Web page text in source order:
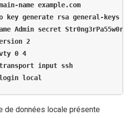
name example.com
key generate rsa general-keys
Admin secret Str0ng3rPa55w0rd
2
0 4
input ssh
local
de données locale présente